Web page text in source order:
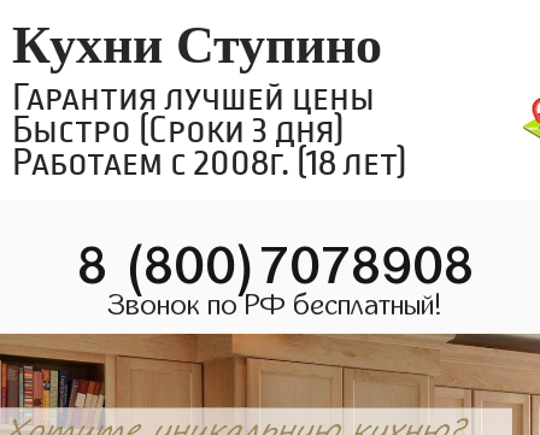
Кухни Ступино
Гарантия лучшей цены
Быстро (Сроки 3 дня)
Работаем с 2008г. (18 лет)
8 (800)7078908
Звонок по РФ бесплатный!